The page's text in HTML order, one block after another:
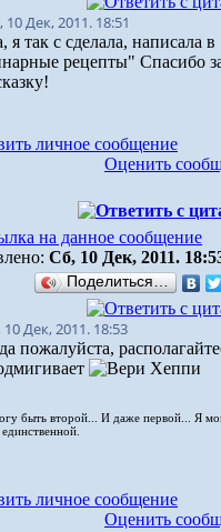
Дек, 2011. 18:51
я так с сделала, написала
рецепты" Спасибо
Оценить
Сб, 10 Дек, 2011.
Поделиться…
Дек, 2011. 18:53
пожалуйста,
быть второй... И даже первой... Я
единственной.
Оценить